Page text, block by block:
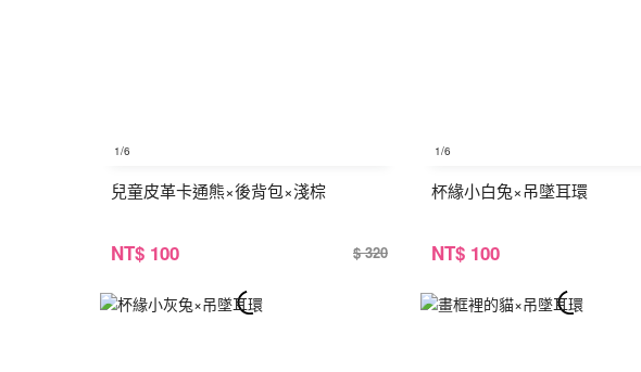
1/6
兒童皮革卡通熊×後背包×淺棕
NT$ 100 $ 320
1/6
杯緣小白兔×吊墜耳環
NT$ 100